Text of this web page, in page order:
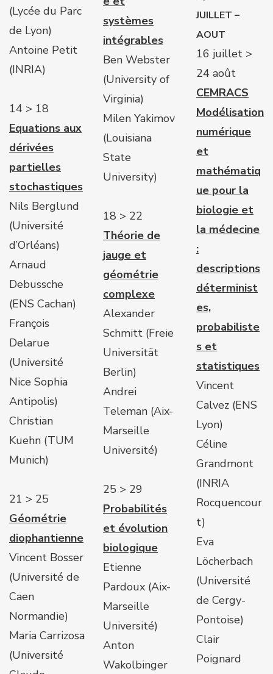
(Lycée du Parc
de Lyon)
Antoine Petit
(INRIA)
14 > 18
Equations aux
dérivées
partielles
stochastiques
Nils Berglund
(Université
d’Orléans)
Arnaud
Debussche
(ENS Cachan)
François
Delarue
(Université
Nice Sophia
Antipolis)
Christian
Kuehn (TUM
Munich)
21 > 25
Géométrie
diophantienne
Vincent Bosser
(Université de
Caen
Normandie)
Maria Carrizosa
(Université
systèmes
intégrables
Ben Webster
(University of
Virginia)
Milen Yakimov
(Louisiana
State
University)
18 > 22
Théorie de
jauge et
géométrie
complexe
Alexander
Schmitt (Freie
Universität
Berlin)
Andrei
Teleman (Aix-
Marseille
Université)
25 > 29
Probabilités
et évolution
biologique
Etienne
Pardoux (Aix-
Marseille
Université)
Anton
Wakolbinger
JUILLET –
AOUT
16 juillet >
24 août
CEMRACS
Modélisation
numérique
et
mathématiq
ue pour la
biologie et
la médecine
:
descriptions
déterminist
es,
probabiliste
s et
statistiques
Vincent
Calvez (ENS
Lyon)
Céline
Grandmont
(INRIA
Rocquencour
t)
Eva
Löcherbach
(Université
de Cergy-
Pontoise)
Clair
Poignard